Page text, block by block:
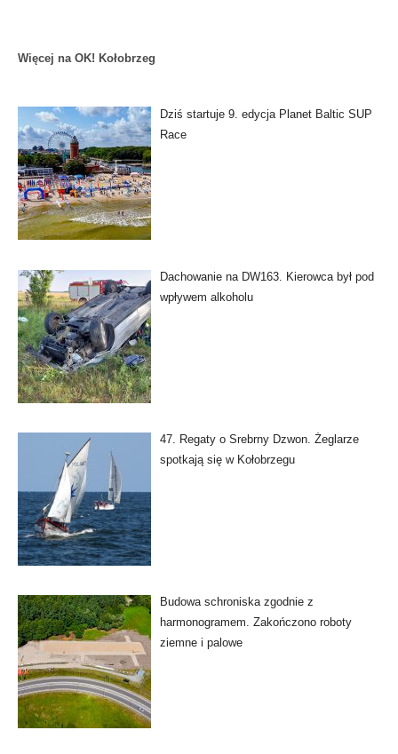
Więcej na OK! Kołobrzeg
Dziś startuje 9. edycja Planet Baltic SUP
Race
Dachowanie na DW163. Kierowca był pod
wpływem alkoholu
47. Regaty o Srebrny Dzwon. Żeglarze
spotkają się w Kołobrzegu
Budowa schroniska zgodnie z
harmonogramem. Zakończono roboty
ziemne i palowe